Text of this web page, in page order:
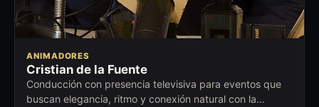
ANIMADORES
Cristian de la Fuente
Conducción con presencia televisiva para eventos que
buscan elegancia, ritmo y conexión natural con la